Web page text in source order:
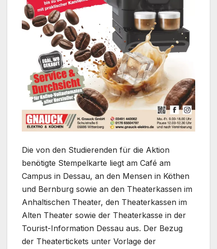
Die von den Studierenden für die Aktion
benötigte Stempelkarte liegt am Café am
Campus in Dessau, an den Mensen in Köthen
und Bernburg sowie an den Theaterkassen im
Anhaltischen Theater, den Theaterkassen im
Alten Theater sowie der Theaterkasse in der
Tourist-Information Dessau aus. Der Bezug
der Theatertickets unter Vorlage der